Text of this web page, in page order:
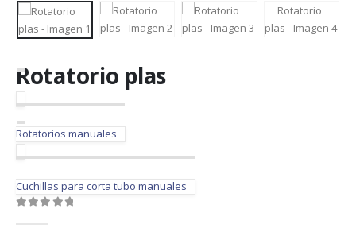
Rotatorio plas
Rotatorios manuales
Cuchillas para corta tubo manuales